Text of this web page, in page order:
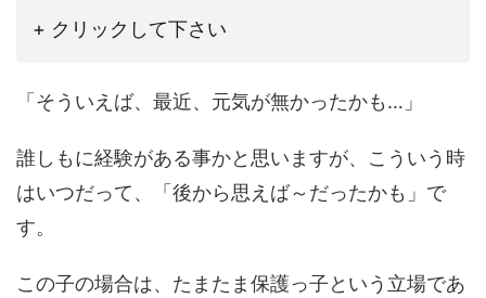
+ クリックして下さい
「そういえば、最近、元気が無かったかも…」
誰しもに経験がある事かと思いますが、こういう時
はいつだって、「後から思えば～だったかも」で
す。
この子の場合は、たまたま保護っ子という立場であ